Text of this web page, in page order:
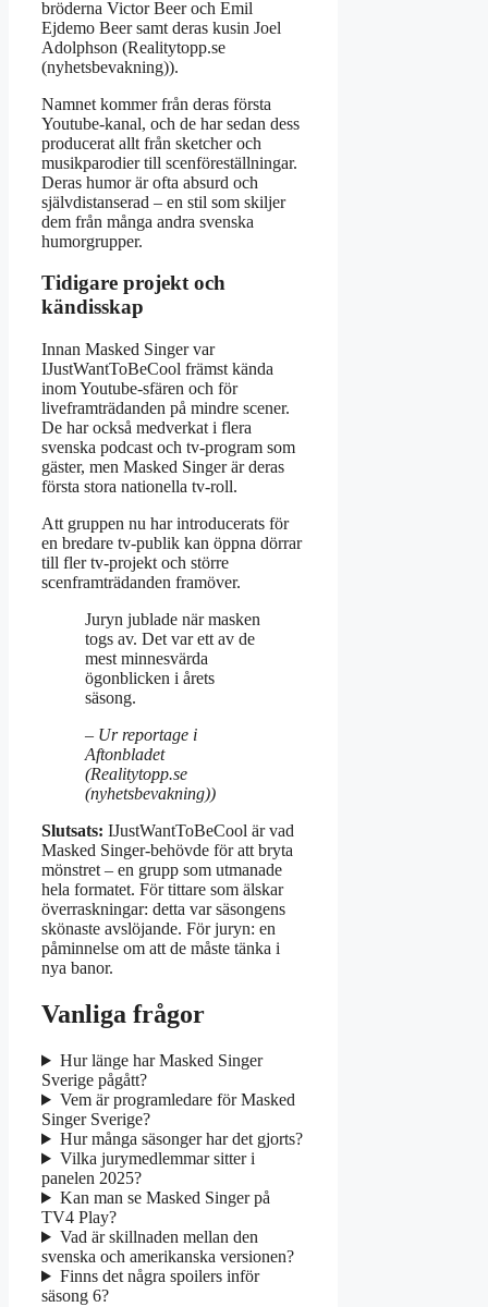
bröderna Victor Beer och Emil
Ejdemo Beer samt deras kusin Joel
Adolphson (Realitytopp.se
(nyhetsbevakning)).
Namnet kommer från deras första
Youtube-kanal, och de har sedan dess
producerat allt från sketcher och
musikparodier till scenföreställningar.
Deras humor är ofta absurd och
självdistanserad – en stil som skiljer
dem från många andra svenska
humorgrupper.
Tidigare projekt och
kändisskap
Innan Masked Singer var
IJustWantToBeCool främst kända
inom Youtube-sfären och för
liveframträdanden på mindre scener.
De har också medverkat i flera
svenska podcast och tv-program som
gäster, men Masked Singer är deras
första stora nationella tv-roll.
Att gruppen nu har introducerats för
en bredare tv-publik kan öppna dörrar
till fler tv-projekt och större
scenframträdanden framöver.
Juryn jublade när masken
togs av. Det var ett av de
mest minnesvärda
ögonblicken i årets
säsong.
– Ur reportage i
Aftonbladet
(Realitytopp.se
(nyhetsbevakning))
Slutsats: IJustWantToBeCool är vad
Masked Singer-behövde för att bryta
mönstret – en grupp som utmanade
hela formatet. För tittare som älskar
överraskningar: detta var säsongens
skönaste avslöjande. För juryn: en
påminnelse om att de måste tänka i
nya banor.
Vanliga frågor
Hur länge har Masked Singer
Sverige pågått?
Vem är programledare för Masked
Singer Sverige?
Hur många säsonger har det gjorts?
Vilka jurymedlemmar sitter i
panelen 2025?
Kan man se Masked Singer på
TV4 Play?
Vad är skillnaden mellan den
svenska och amerikanska versionen?
Finns det några spoilers inför
säsong 6?